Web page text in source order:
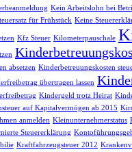
Kein Arbeitslohn bei
für Frühstück Keine
Kfz Steuer Kilometerpauschale
absetzen Kinderbetreuungskosten
übertragen lassen
Kindergeld trotz Heirat
auf Kapitalvermögen ab 2015
anmelden Kleinunternehmerstatus
Steuererklärung
Kraftfahrzeugsteuer 2012